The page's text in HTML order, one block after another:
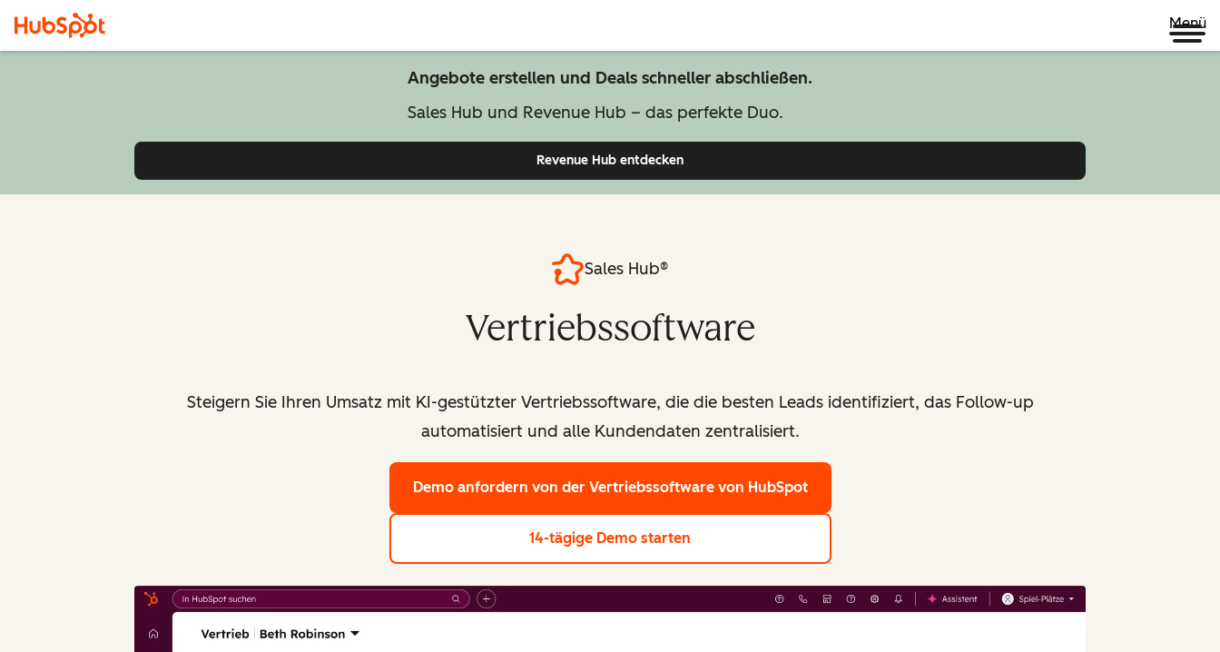
Menü
Angebote erstellen und Deals schneller abschließen.
Sales Hub und Revenue Hub – das perfekte Duo.
Revenue Hub entdecken
Sales Hub®
Vertriebssoftware
Steigern Sie Ihren Umsatz mit KI-gestützter Vertriebssoftware, die die besten Leads identifiziert, das Follow-up
automatisiert und alle Kundendaten zentralisiert.
Demo anfordern von der Vertriebssoftware von HubSpot
14-tägige Demo starten